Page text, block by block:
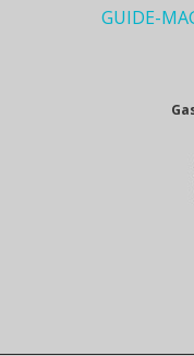
GUIDE-